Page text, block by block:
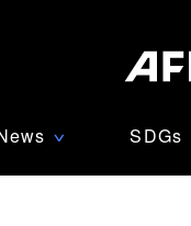
∨ SDGs